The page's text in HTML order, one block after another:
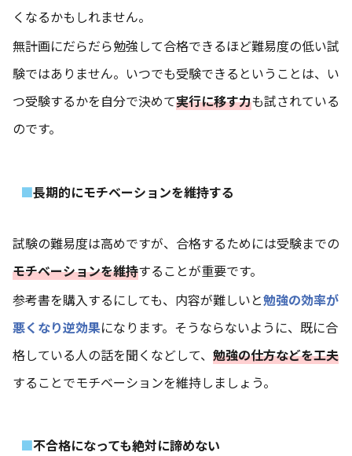
くなるかもしれません。
無計画にだらだら勉強して合格できるほど難易度の低い試
験ではありません。いつでも受験できるということは、い
つ受験するかを自分で決めて実行に移す力も試されている
のです。
長期的にモチベーションを維持する
試験の難易度は高めですが、合格するためには受験までの
モチベーションを維持することが重要です。
参考書を購入するにしても、内容が難しいと勉強の効率が
悪くなり逆効果になります。そうならないように、既に合
格している人の話を聞くなどして、 勉強の仕方などを工夫
することでモチベーションを維持しましょう。
不合格になっても絶対に諦めない